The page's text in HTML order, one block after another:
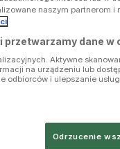
naszym partnerom i
dane w
Aktywne
na urządzeniu lub
odbiorców i ulepszanie
Odrzucenie